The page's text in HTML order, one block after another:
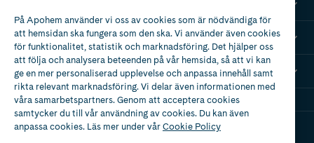
Om Apohem
Mina recept
Ladda ner vår app
På Apohem använder vi oss av cookies som är nödvändiga för
att hemsidan ska fungera som den ska. Vi använder även cookies
för funktionalitet, statistik och marknadsföring. Det hjälper oss
att följa och analysera beteenden på vår hemsida, så att vi kan
ge en mer personaliserad upplevelse och anpassa innehåll samt
rikta relevant marknadsföring. Vi delar även informationen med
våra samarbetspartners. Genom att acceptera cookies
samtycker du till vår användning av cookies. Du kan även
anpassa cookies. Läs mer under vårCookie Policy